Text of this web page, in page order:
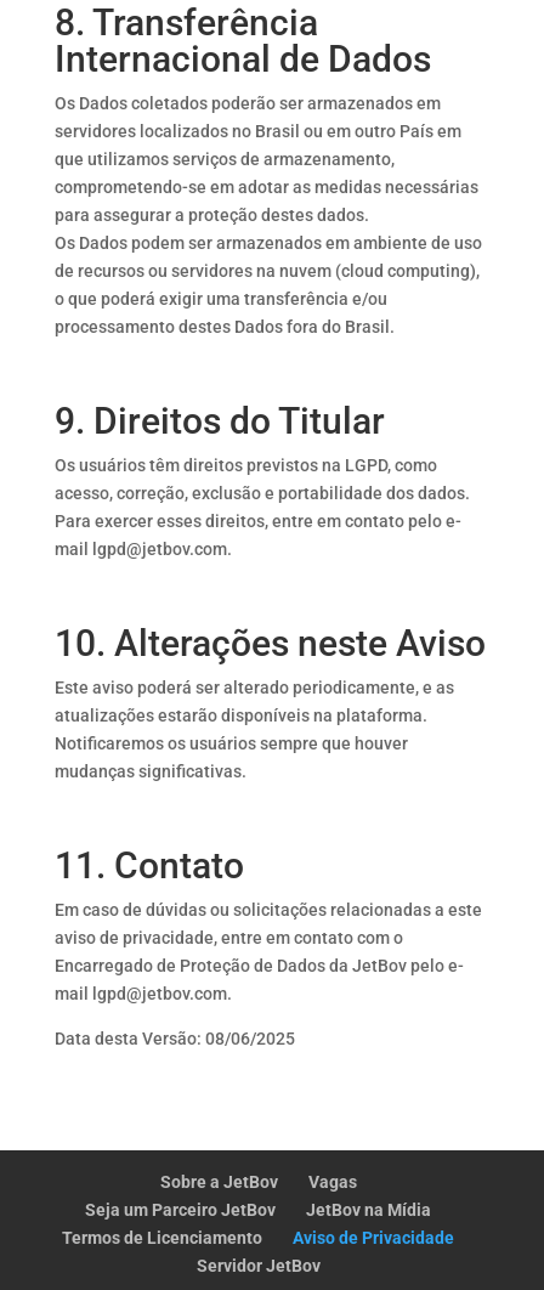
8. Transferência
Internacional de Dados
Os Dados coletados poderão ser armazenados em
servidores localizados no Brasil ou em outro País em
que utilizamos serviços de armazenamento,
comprometendo-se em adotar as medidas necessárias
para assegurar a proteção destes dados.
Os Dados podem ser armazenados em ambiente de uso
de recursos ou servidores na nuvem (cloud computing),
o que poderá exigir uma transferência e/ou
processamento destes Dados fora do Brasil.
9. Direitos do Titular
Os usuários têm direitos previstos na LGPD, como
acesso, correção, exclusão e portabilidade dos dados.
Para exercer esses direitos, entre em contato pelo e-
mail lgpd@jetbov.com.
10. Alterações neste Aviso
Este aviso poderá ser alterado periodicamente, e as
atualizações estarão disponíveis na plataforma.
Notificaremos os usuários sempre que houver
mudanças significativas.
11. Contato
Em caso de dúvidas ou solicitações relacionadas a este
aviso de privacidade, entre em contato com o
Encarregado de Proteção de Dados da JetBov pelo e-
mail lgpd@jetbov.com.
Data desta Versão: 08/06/2025
Sobre a JetBov
Vagas
Seja um Parceiro JetBov
JetBov na Mídia
Termos de Licenciamento
Aviso de Privacidade
Servidor JetBov